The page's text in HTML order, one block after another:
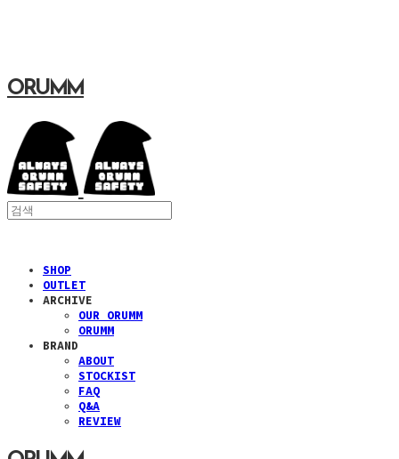
ORUMM
SHOP
OUTLET
ARCHIVE
OUR ORUMM
ORUMM
BRAND
ABOUT
STOCKIST
FAQ
Q&A
REVIEW